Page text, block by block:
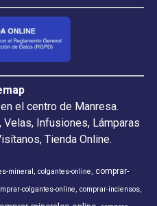
el centro de Manresa.
Infusiones, Lámparas
Tienda Online.
mineral colgantes-online
comprar-
colgantes-online comprar-inciensos